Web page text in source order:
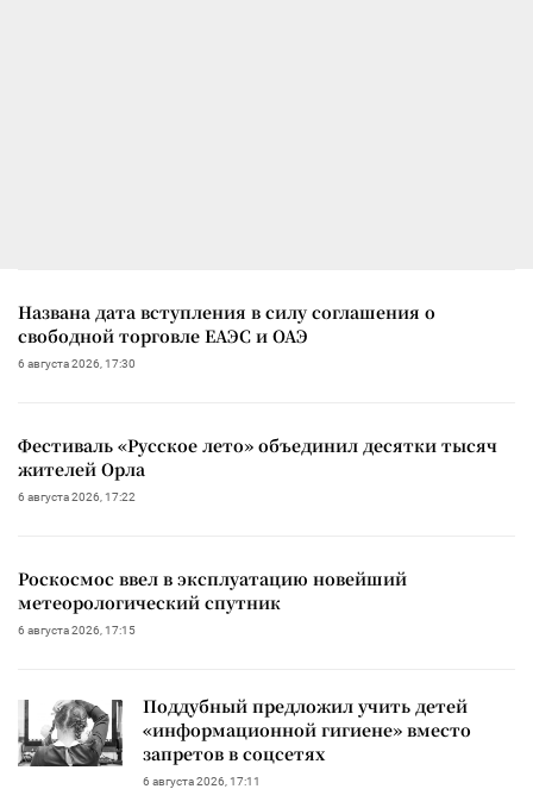
Названа дата вступления в силу соглашения о
свободной торговле ЕАЭС и ОАЭ
6 августа 2026, 17:30
Фестиваль «Русское лето» объединил десятки тысяч
жителей Орла
6 августа 2026, 17:22
Роскосмос ввел в эксплуатацию новейший
метеорологический спутник
6 августа 2026, 17:15
Поддубный предложил учить детей
«информационной гигиене» вместо
запретов в соцсетях
6 августа 2026, 17:11